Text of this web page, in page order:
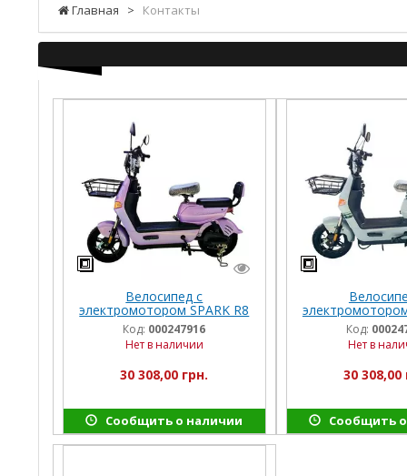
Главная > Контакты
Велосипед с
электромотором SPARK R8
14" 60V/800W/20Ah LiFePO4
сиреневый
Код: 000247916
Нет в наличии
30 308,00 грн.
Сообщить о наличии
14" 60V/800W/
светло-
Код:
Нет в
30 308,00
Сообщить